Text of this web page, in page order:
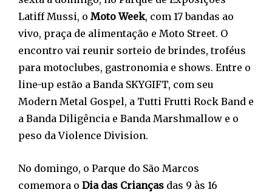
Latiff Mussi, o Moto Week, com 17 bandas ao
vivo, praça de alimentação e Moto Street. O
encontro vai reunir sorteio de brindes, troféus
para motoclubes, gastronomia e shows. Entre o
line-up estão a Banda SKYGIFT, com seu
Modern Metal Gospel, a Tutti Frutti Rock Band e
a Banda Diligência e Banda Marshmallow e o
peso da Violence Division.
No domingo, o Parque do São Marcos
comemora o Dia das Crianças das 9 às 16